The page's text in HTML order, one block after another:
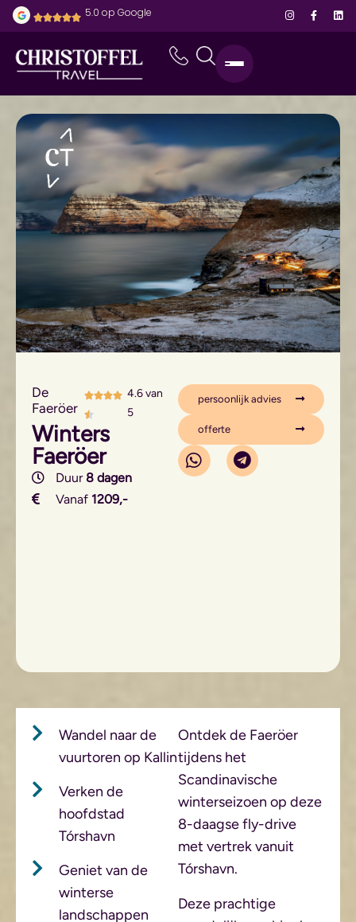
5.0 op Google
De
Faeröer
4.6 van
5
Winters
Faeröer
Duur 8 dagen
Vanaf 1209,-
persoonlijk advies
offerte
Wandel naar de
vuurtoren op Kallin
Verken de
hoofdstad
Tórshavn
Geniet van de
winterse
landschappen
Ontdek de Faeröer
tijdens het
Scandinavische
winterseizoen op deze
8-daagse fly-drive
met vertrek vanuit
Tórshavn.
Deze prachtige